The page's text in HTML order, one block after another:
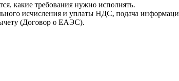
какие требования нужно исполнять.
исчисления и уплаты НДС, подача
(Договор о ЕАЭС).